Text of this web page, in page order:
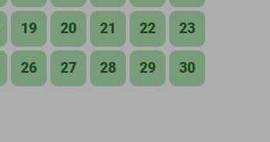
19 20 21 22 23
26 27 28 29 30